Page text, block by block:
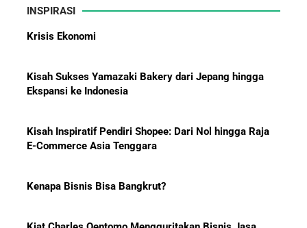
Pemain?
Menanti Solar B50: Mampukah
BBM?
INSPIRASI